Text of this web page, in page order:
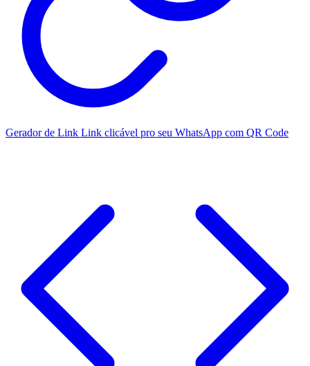
Gerador de Link Link clicável pro seu WhatsApp com QR Code